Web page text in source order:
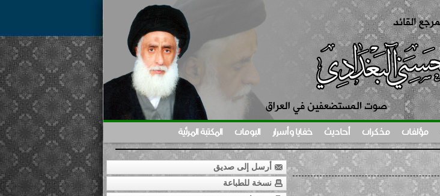
مؤلفات مذكرات أحاديث خفايا وأسرار البومات المكتبة المرئية
أرسل إلى صديق
نسخة للطباعة